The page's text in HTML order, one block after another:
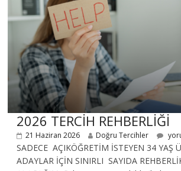
2026 TERCİH REHBERLİĞİ
21 Haziran 2026 Doğru Tercihler
SADECE AÇIKÖĞRETİM İSTEYEN 34 YAŞ
ADAYLAR İÇİN SINIRLI SAYIDA